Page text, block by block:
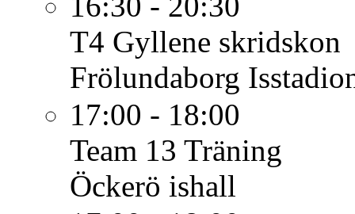
T4 Gyllene skridskon
Frölundaborg
17:00 - 18:00
Team 13 Träning
Öckerö ishall